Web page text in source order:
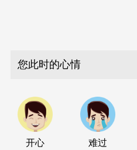
您此时的心情
开心
难过